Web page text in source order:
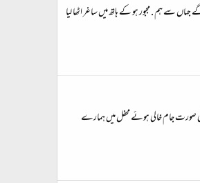
سے ہم . مجبور ہو کے ہاتھ میں ساغر اٹھا لیا
صورت جام خالی ہوئے محفل میں ہمارے